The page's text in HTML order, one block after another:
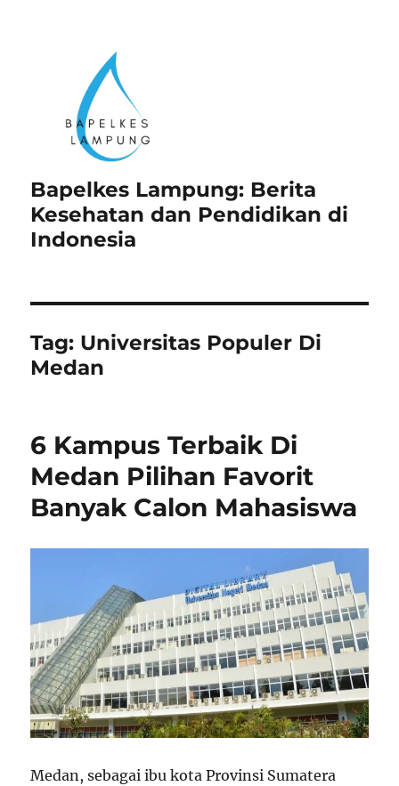
Bapelkes Lampung: Berita
Kesehatan dan Pendidikan di
Indonesia
Tag: Universitas Populer Di
Medan
6 Kampus Terbaik Di
Medan Pilihan Favorit
Banyak Calon Mahasiswa
Medan, sebagai ibu kota Provinsi Sumatera